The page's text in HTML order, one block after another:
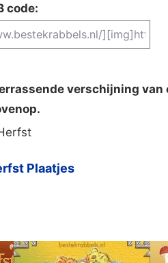
code:
verschijning van
Plaatjes